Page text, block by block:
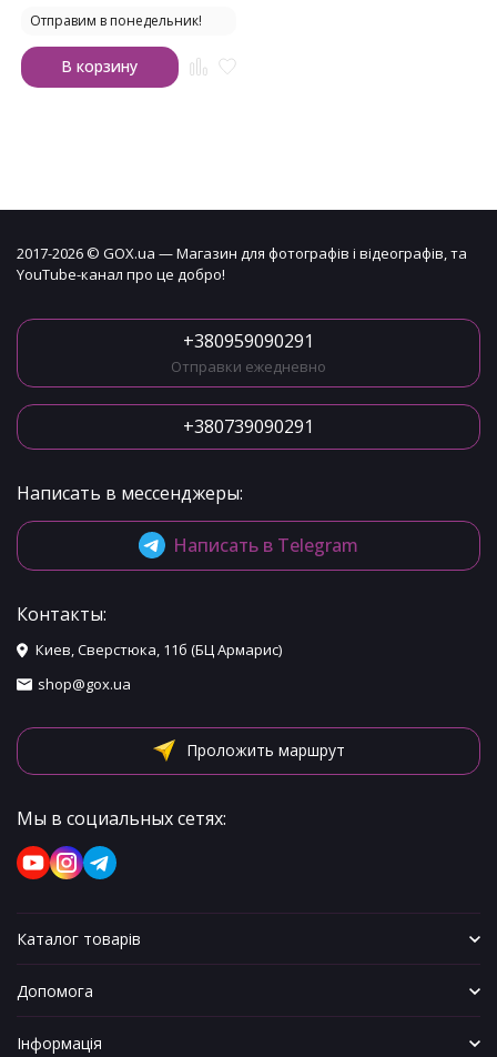
Отправим в понедельник!
В корзину
2017-2026 © GOX.ua — Магазин для фотографів і відеографів, та
YouTube-канал про це добро!
+380959090291
Отправки ежедневно
+380739090291
Написать в мессенджеры:
Написать в Telegram
Контакты:
Киев, Сверстюка, 11б (БЦ Армарис)
shop@gox.ua
Проложить маршрут
Мы в социальных сетях:
Каталог товарів
Допомога
Інформація